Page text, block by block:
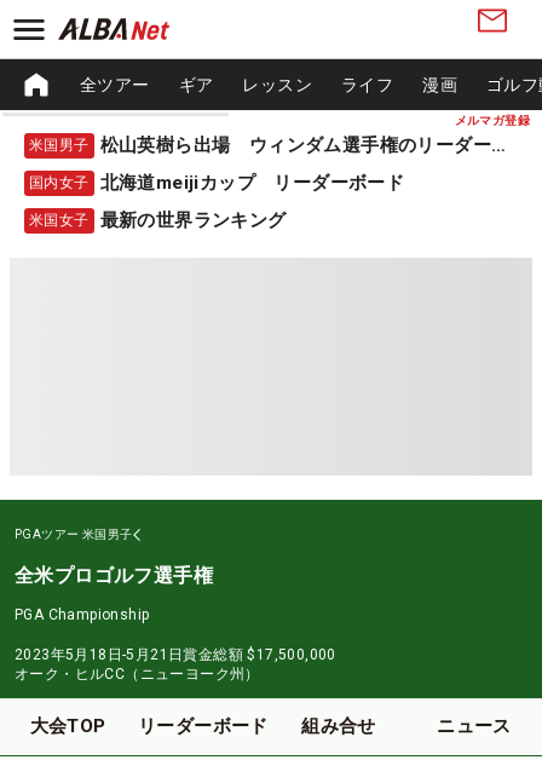
メルマガ登録
全ツアー ギア レッスン ライフ 漫画 ゴル
米国男子 松山英樹ら出場 ウィンダム選手権のリーダーボード
国内女子 北海道meijiカップ リーダーボード
米国女子 最新の世界ランキング
PGAツアー 米国男子
全米プロゴルフ選手権
PGA Championship
2023年5月18日-5月21日賞金総額 $17,500,000
オーク・ヒルCC（ニューヨーク州）
大会TOP リーダーボード 組み合せ ニュース